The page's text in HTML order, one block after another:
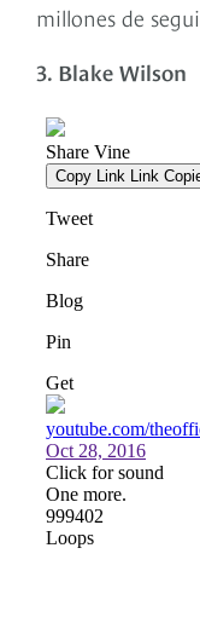
millones de
3. Blake Wilson